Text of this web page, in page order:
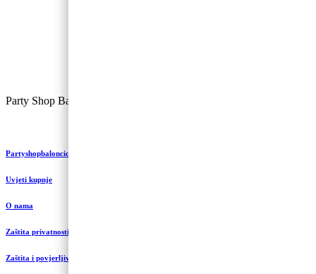
Party Shop Balončić, obrt ©
Partyshopbaloncic.hr
Uvjeti kupnje
O nama
Zaštita privatnosti i kolačići
Zaštita i povjerljivost podataka